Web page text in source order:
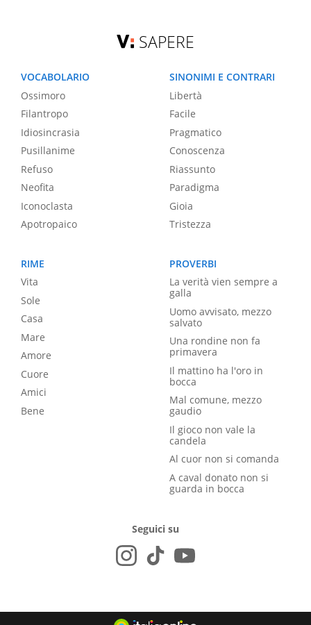
SAPERE
VOCABOLARIO
Ossimoro
Filantropo
Idiosincrasia
Pusillanime
Refuso
Neofita
Iconoclasta
Apotropaico
SINONIMI E CONTRARI
Libertà
Facile
Pragmatico
Conoscenza
Riassunto
Paradigma
Gioia
Tristezza
RIME
Vita
Sole
Casa
Mare
Amore
Cuore
Amici
Bene
PROVERBI
La verità vien sempre a
galla
Uomo avvisato, mezzo
salvato
Una rondine non fa
primavera
Il mattino ha l'oro in
bocca
Mal comune, mezzo
gaudio
Il gioco non vale la
candela
Al cuor non si comanda
A caval donato non si
guarda in bocca
Seguici su